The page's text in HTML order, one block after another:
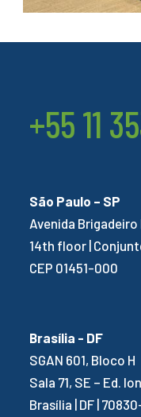
+55 11
São Paulo – SP
Avenida Brigadeiro
14th floor |
CEP 01451-000
Brasília - DF
SGAN 601, Bloco H
Sala 71, SE – Ed.
Brasília | DF |